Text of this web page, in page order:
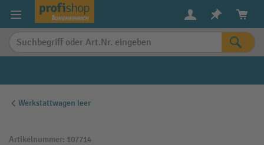
springen
Werkstattwagen leer
Artikelnummer: 107714